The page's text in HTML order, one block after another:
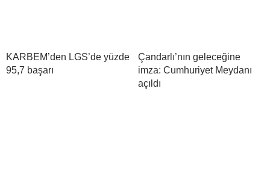
KARBEM’den LGS’de yüzde
95,7 başarı
Çandarlı’nın geleceğine
imza: Cumhuriyet Meydanı
açıldı